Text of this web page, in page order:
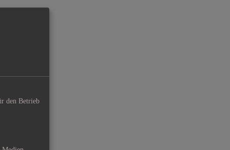
den Betrieb